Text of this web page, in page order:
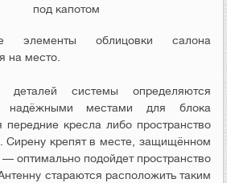
под капотом
элементы облицовки салона
на место.
системы определяются
надёжными местами для блока
передние кресла либо пространство
Сирену крепят в месте, защищённом
— оптимально подойдет пространство
стараются расположить таким